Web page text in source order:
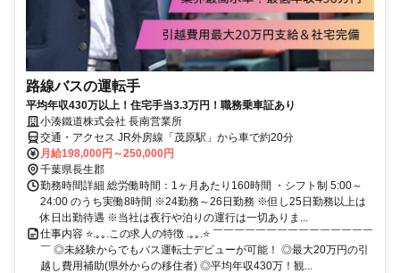
路線バスの運転手
平均年収430万以上！住宅手当3.3万円！職務乗車証あり
小湊鐵道株式会社 長南営業所
交通・アクセス JR外房線「茂原駅」から車で約20分
月給198,000円～250,000円
千葉県長生郡
勤務時間詳細 総労働時間：1ヶ月あたり160時間 ・シフト制 5:00～
24:00 のうち実働8時間 ※24勤務～26日勤務 ※但し25日勤務以上は
休日出勤待遇 ※当社は夜行や泊りの運行は一切ありま...
仕事内容 ⭐.｡｡.この求人の特徴 .｡｡.⭐ ￣￣￣￣￣￣￣￣￣￣￣￣￣￣￣
￣ ◎未経験からでもバス運転士デビューが可能！ ◎最大20万円の引
越し費用補助(県外からの移住者) ◎平均年収430万！観...